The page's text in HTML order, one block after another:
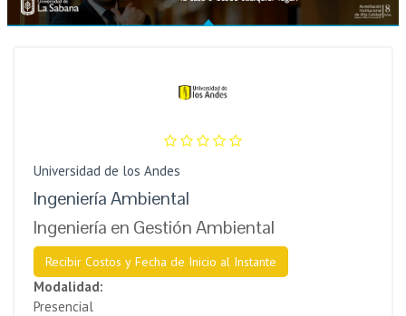
Universidad de los Andes
Ingeniería Ambiental
Ingeniería en Gestión Ambiental
Recibir Costos y Fecha de Inicio al Instante
Modalidad:
Presencial